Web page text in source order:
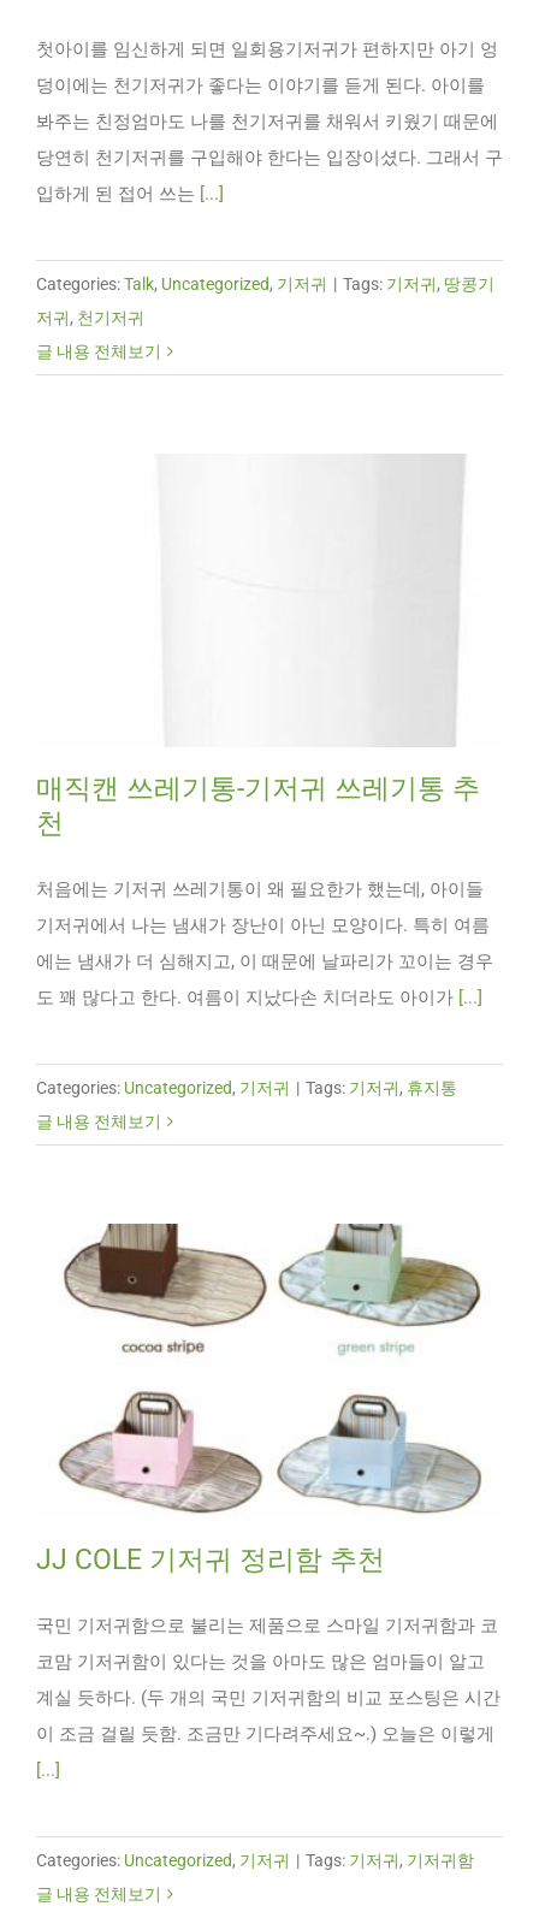
첫아이를 임신하게 되면 일회용기저귀가 편하지만 아기 엉
덩이에는 천기저귀가 좋다는 이야기를 듣게 된다. 아이를
봐주는 친정엄마도 나를 천기저귀를 채워서 키웠기 때문에
당연히 천기저귀를 구입해야 한다는 입장이셨다. 그래서 구
입하게 된 접어 쓰는 [...]
Categories:Talk, Uncategorized, 기저귀 | Tags: 기저귀, 땅콩기
저귀, 천기저귀
글 내용 전체보기
매직캔 쓰레기통-기저귀 쓰레기통 추
천
처음에는 기저귀 쓰레기통이 왜 필요한가 했는데, 아이들
기저귀에서 나는 냄새가 장난이 아닌 모양이다. 특히 여름
에는 냄새가 더 심해지고, 이 때문에 날파리가 꼬이는 경우
도 꽤 많다고 한다. 여름이 지났다손 치더라도 아이가 [...]
Categories: Uncategorized, 기저귀 | Tags: 기저귀, 휴지통
글 내용 전체보기
JJ COLE 기저귀 정리함 추천
국민 기저귀함으로 불리는 제품으로 스마일 기저귀함과 코
코맘 기저귀함이 있다는 것을 아마도 많은 엄마들이 알고
계실 듯하다. (두 개의 국민 기저귀함의 비교 포스팅은 시간
이 조금 걸릴 듯함. 조금만 기다려주세요~.) 오늘은 이렇게
[...]
Categories: Uncategorized, 기저귀 | Tags: 기저귀, 기저귀함
글 내용 전체보기